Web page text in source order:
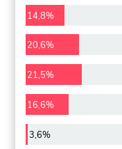
14,8%
20,6%
21,5%
16,6%
3,6%